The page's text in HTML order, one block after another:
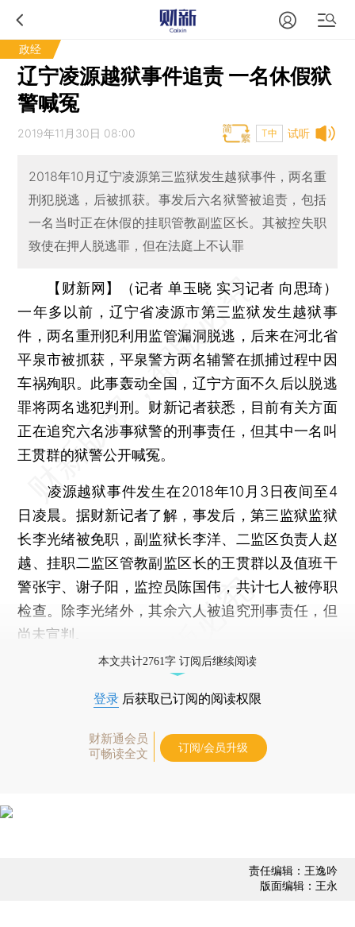
政经
辽宁凌源越狱事件追责 一名休假狱
警喊冤
试听
2019年11月30日 08:00 T中
2018年10月辽宁凌源第三监狱发生越狱事件，两名重
刑犯脱逃，后被抓获。事发后六名狱警被追责，包括
一名当时正在休假的挂职管教副监区长。其被控失职
致使在押人脱逃罪，但在法庭上不认罪
【财新网】（记者 单玉晓 实习记者 向思琦）
一年多以前，辽宁省凌源市第三监狱发生越狱事
件，两名重刑犯利用监管漏洞脱逃，后来在河北省
平泉市被抓获，平泉警方两名辅警在抓捕过程中因
车祸殉职。此事轰动全国，辽宁方面不久后以脱逃
罪将两名逃犯判刑。财新记者获悉，目前有关方面
正在追究六名涉事狱警的刑事责任，但其中一名叫
王贯群的狱警公开喊冤。
凌源越狱事件发生在2018年10月3日夜间至4
日凌晨。据财新记者了解，事发后，第三监狱监狱
长李光绪被免职，副监狱长李洋、二监区负责人赵
越、挂职二监区管教副监区长的王贯群以及值班干
警张宇、谢子阳，监控员陈国伟，共计七人被停职
检查。除李光绪外，其余六人被追究刑事责任，但
尚未宣判。
本文共计2761字 订阅后继续阅读
登录 后获取已订阅的阅读权限
财新通会员
可畅读全文
订阅/会员升级
责任编辑：王逸吟
版面编辑：王永